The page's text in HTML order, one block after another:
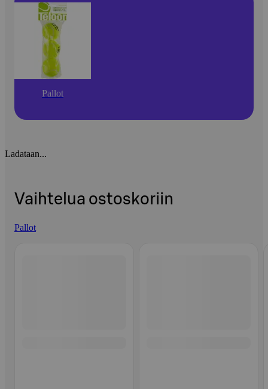
Pallot
Ladataan...
Vaihtelua ostoskoriin
Pallot